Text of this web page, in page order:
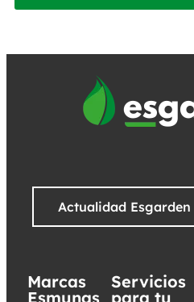
Actualidad Esgarden
Marcas
Esmunas
Servicios
para tu